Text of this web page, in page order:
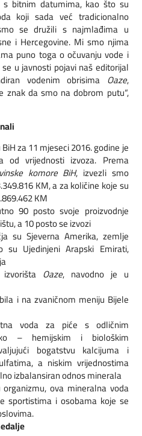
s bitnim datumima, kao što su
koji sada već tradicionalno
se družili s najmlađima u
i Hercegovine. Mi smo njima
puno toga o očuvanju vode i
u javnosti pojavi naš editorijal
vodenim obrisima Oaze,
znak da smo na dobrom putu“,
za 11 mjeseci 2016. godine je
od vrijednosti izvoza. Prema
komore BiH, izvezli smo
KM, a za količine koje su
KM
90 posto svoje proizvodnje
a 10 posto se izvozi
su Sjeverna Amerika, zemlje
Ujedinjeni Arapski Emirati,
Oaze, navodno je u
i na zvaničnom meniju Bijele
voda za piće s odličnim
– hemijskim i biološkim
bogatstvu kalcijuma i
a niskim vrijednostima
izbalansiran odnos minerala
ova mineralna voda
sportistima i osobama koje se